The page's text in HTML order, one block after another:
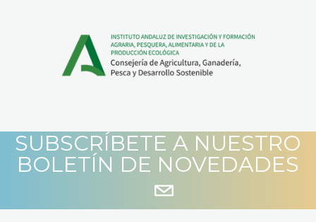
SUBSCRÍBETE A NUESTRO
BOLETÍN DE NOVEDADES